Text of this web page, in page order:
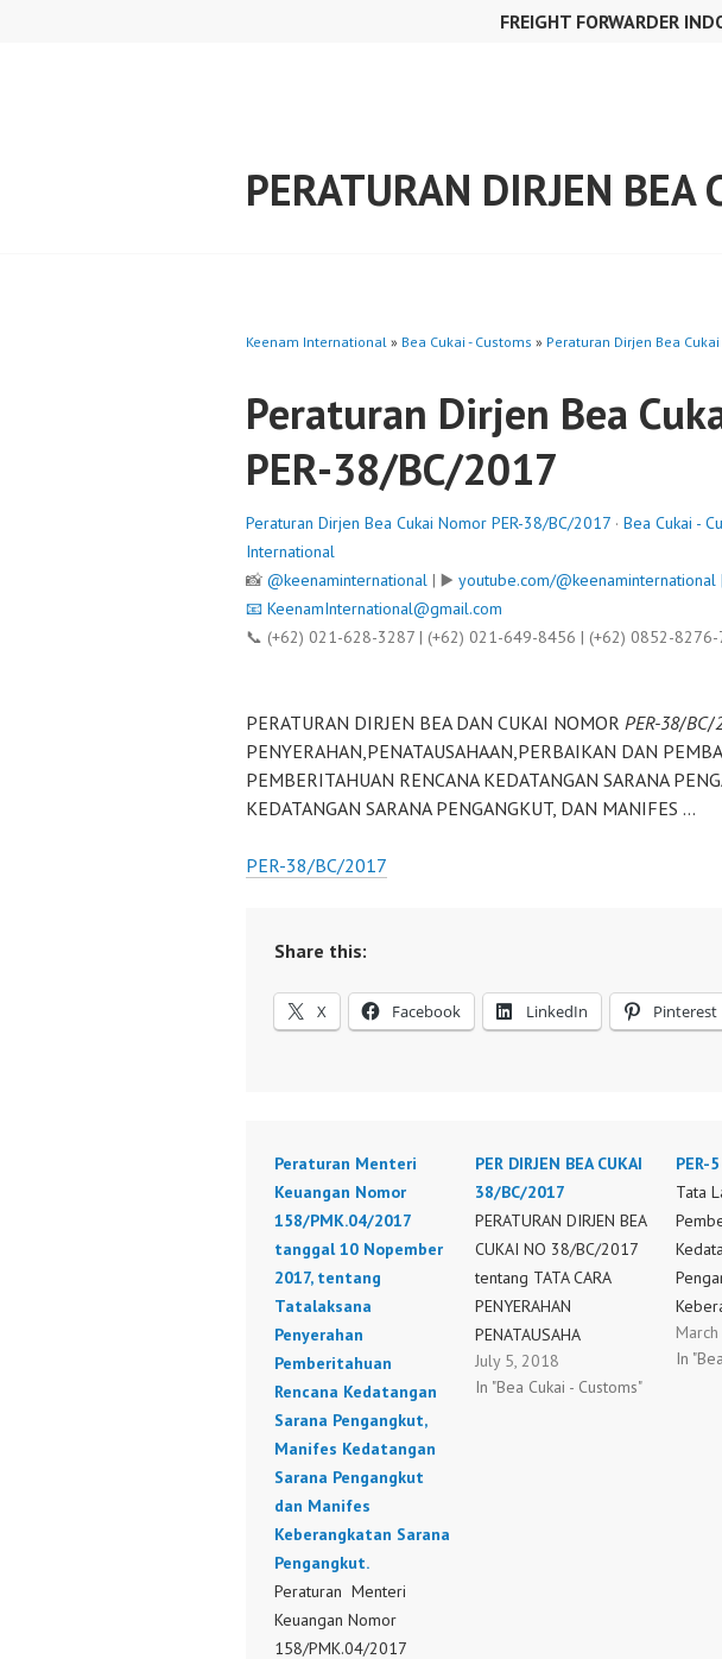
FREIGHT FORWARDER
PERATURAN DIRJEN
Keenam International » Bea Cukai - Customs » Peraturan Dirjen Bea
Peraturan Dirjen Bea
PER-38/BC/2017
Peraturan Dirjen Bea Cukai Nomor PER-38/BC/2017 · Bea Cukai -
International
📸 @keenaminternational | ▶️ youtube.com/@keenaminternational |
📧 KeenamInternational@gmail.com
📞 (+62) 021-628-3287 | (+62) 021-649-8456 | (+62) 0852-
PERATURAN DIRJEN BEA DAN CUKAI NOMOR PER-38/BC/
PENYERAHAN,PENATAUSAHAAN,PERBAIKAN DAN
PEMBERITAHUAN RENCANA KEDATANGAN SARANA
KEDATANGAN SARANA PENGANGKUT, DAN MANIFES …
PER-38/BC/2017
Share this:
X Facebook LinkedIn Pinterest
Peraturan Menteri
Keuangan Nomor
158/PMK.04/2017
tanggal 10 Nopember
2017, tentang
Tatalaksana
Penyerahan
Pemberitahuan
Rencana Kedatangan
Sarana Pengangkut,
Manifes Kedatangan
Sarana Pengangkut
dan Manifes
Keberangkatan Sarana
Pengangkut.
Peraturan Menteri
Keuangan Nomor
158/PMK.04/2017
PER DIRJEN BEA CUKAI
38/BC/2017
PERATURAN DIRJEN BEA
CUKAI NO 38/BC/2017
tentang TATA CARA
PENYERAHAN
PENATAUSAHA
PERBAIKAN
PEMBATALAN
July 5, 2018
In "Bea Cukai - Customs"
PER-
Tata
In